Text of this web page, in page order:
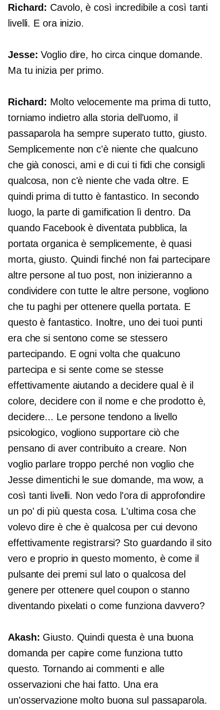
Richard: Cavolo, è così incredibile a così tanti
livelli. E ora inizio.
Jesse: Voglio dire, ho circa cinque domande.
Ma tu inizia per primo.
Richard: Molto velocemente ma prima di tutto,
torniamo indietro alla storia dell'uomo, il
passaparola ha sempre superato tutto, giusto.
Semplicemente non c'è niente che qualcuno
che già conosci, ami e di cui ti fidi che consigli
qualcosa, non c'è niente che vada oltre. E
quindi prima di tutto è fantastico. In secondo
luogo, la parte di gamification lì dentro. Da
quando Facebook è diventata pubblica, la
portata organica è semplicemente, è quasi
morta, giusto. Quindi finché non fai partecipare
altre persone al tuo post, non inizieranno a
condividere con tutte le altre persone, vogliono
che tu paghi per ottenere quella portata. E
questo è fantastico. Inoltre, uno dei tuoi punti
era che si sentono come se stessero
partecipando. E ogni volta che qualcuno
partecipa e si sente come se stesse
effettivamente aiutando a decidere qual è il
colore, decidere con il nome e che prodotto è,
decidere... Le persone tendono a livello
psicologico, vogliono supportare ciò che
pensano di aver contribuito a creare. Non
voglio parlare troppo perché non voglio che
Jesse dimentichi le sue domande, ma wow, a
così tanti livelli. Non vedo l'ora di approfondire
un po' di più questa cosa. L'ultima cosa che
volevo dire è che è qualcosa per cui devono
effettivamente registrarsi? Sto guardando il sito
vero e proprio in questo momento, è come il
pulsante dei premi sul lato o qualcosa del
genere per ottenere quel coupon o stanno
diventando pixelati o come funziona davvero?
Akash: Giusto. Quindi questa è una buona
domanda per capire come funziona tutto
questo. Tornando ai commenti e alle
osservazioni che hai fatto. Una era
un'osservazione molto buona sul passaparola.